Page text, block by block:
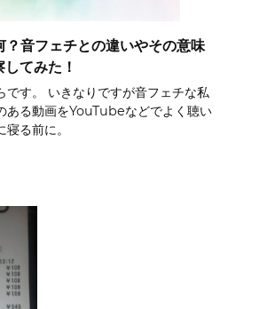
音フェチとの違いやその意味
てみた！
です。 いきなりですが音フェチな私
ある動画をYouTubeなどでよく聴い
る前に。